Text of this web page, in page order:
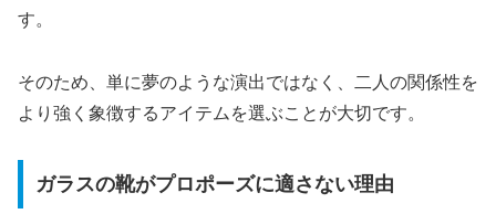
す。
そのため、単に夢のような演出ではなく、二人の関係性を
より強く象徴するアイテムを選ぶことが大切です。
ガラスの靴がプロポーズに適さない理由